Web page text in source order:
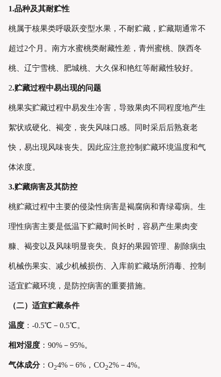
1.品种及其耐贮性
桃属于核果类呼吸跃变型水果，不耐贮藏，贮藏期通常不
超过2个月。南方水蜜桃类耐藏性差，青州蜜桃、陕西冬
桃、辽宁雪桃、肥城桃、大久保和艳红等耐藏性较好。
2.贮藏过程中易出现的问题
桃果实贮藏过程中易发生冷害，导致果肉不同程度地产生
絮状或硬化、褐变，丧失风味口感。同时采后后熟衰老
快，易出现风味丧失。因此应注意控制贮藏环境温度和气
体浓度。
3.贮藏病害及其防控
桃贮藏过程中主要的侵染性病害是褐腐病和青绿霉病。生
理性病害主要是低温下贮藏时间长时，容易产生果肉变
糠、褐变以及风味明显丧失。良好的果园管理、剔除病虫
机械伤果实、减少机械损伤、入库前贮藏场所消毒、控制
适宜贮藏环境，是防控病害的重要措施。
（二）适宜贮藏条件
温度：-0.5℃－0.5℃。
相对湿度：90%－95%。
气体成分：O24%－6%，CO22%－4%。